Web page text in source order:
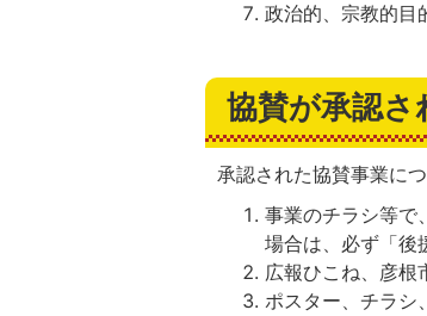
政治的、宗教的目
協賛が承認さ
承認された協賛事業につ
事業のチラシ等で
場合は、必ず「後
広報ひこね、彦根
ポスター、チラシ